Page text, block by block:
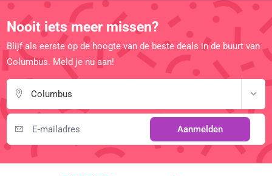
Nooit iets meer missen?
Blijf als eerste op de hoogte van de beste deals in de buurt van
Columbus. Meld je nu aan!
Columbus
Aanmelden